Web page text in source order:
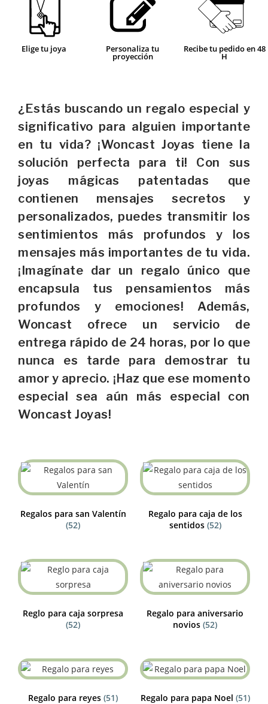
Elige tu joya Personaliza tu
proyección
Recibe tu pedido en 48
H
¿Estás buscando un regalo especial y
significativo para alguien importante
en tu vida? ¡Woncast Joyas tiene la
solución perfecta para ti! Con sus
joyas mágicas patentadas que
contienen mensajes secretos y
personalizados, puedes transmitir los
sentimientos más profundos y los
mensajes más importantes de tu vida.
¡Imagínate dar un regalo único que
encapsula tus pensamientos más
profundos y emociones! Además,
Woncast ofrece un servicio de
entrega rápido de 24 horas, por lo que
nunca es tarde para demostrar tu
amor y aprecio. ¡Haz que ese momento
especial sea aún más especial con
Woncast Joyas!
Regalos para san Valentín
(52)
Regalo para caja de los
sentidos (52)
Reglo para caja sorpresa
(52)
Regalo para aniversario
novios (52)
Regalo para reyes (51) Regalo para papa Noel (51)